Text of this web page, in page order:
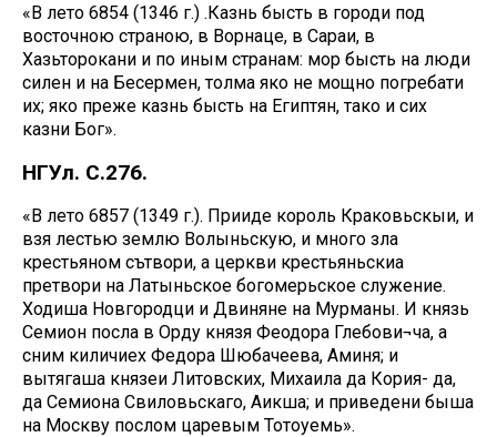
«В лето 6854 (1346 г.) .Казнь бысть в городи под
восточною страною, в Ворнаце, в Сараи, в
Хазьторокани и по иным странам: мор бысть на люди
силен и на Бесермен, толма яко не мощно погребати
их; яко преже казнь бысть на Египтян, тако и сих
казни Бог».
НГУл. С.276.
«В лето 6857 (1349 г.). Прииде король Краковьскыи, и
взя лестью землю Волыньскую, и много зла
крестьяном сътвори, а церкви крестьяньскиа
претвори на Латыньское богомерьское служение.
Ходиша Новгородци и Двиняне на Мурманы. И князь
Семион посла в Орду князя Феодора Глебови¬ча, а
сним киличиех Федора Шюбачеева, Аминя; и
вытягаша князеи Литовских, Михаила да Кория- да,
да Семиона Свиловьскаго, Аикша; и приведени быша
на Москву послом царевым Тотоуемь».